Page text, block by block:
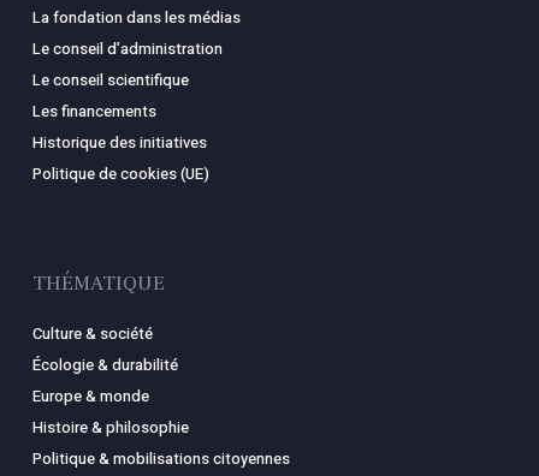
La fondation dans les médias
Le conseil d’administration
Le conseil scientifique
Les financements
Historique des initiatives
Politique de cookies (UE)
THÉMATIQUE
Culture & société
Écologie & durabilité
Europe & monde
Histoire & philosophie
Politique & mobilisations citoyennes